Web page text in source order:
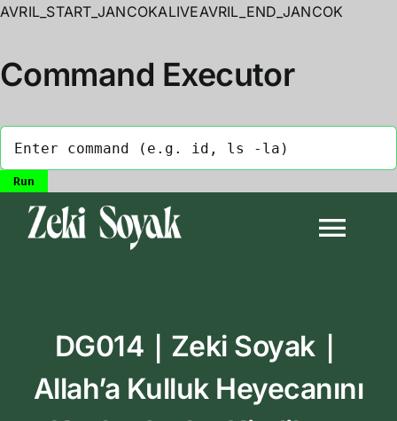
AVRIL_START_JANCOKALIVEAVRIL_END_JANCOK
Command Executor
Biyografi
Kitapları
DG014｜Zeki Soyak｜
Allah’a Kulluk Heyecanını